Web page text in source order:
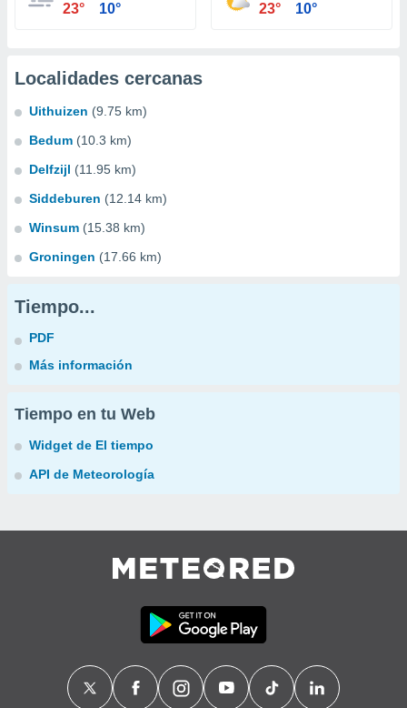
23° 10° 23° 10°
Localidades cercanas
Uithuizen (9.75 km)
Bedum (10.3 km)
Delfzijl (11.95 km)
Siddeburen (12.14 km)
Winsum (15.38 km)
Groningen (17.66 km)
Tiempo...
PDF
Más información
Tiempo en tu Web
Widget de El tiempo
API de Meteorología